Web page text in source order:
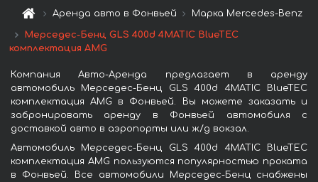
Аренда авто в Фонвьей Марка Mercedes-Benz
Мерседес-Бенц GLS 400d 4MATIC BlueTEC
комплектация AMG
Компания Авто-Аренда предлагает в аренду
автомобиль Мерседес-Бенц GLS 400d 4MATIC BlueTEC
комплектация AMG в Фонвьей. Вы можете заказать и
забронировать аренду в Фонвьей автомобиля с
доставкой авто в аэропорты или ж/д вокзал.
Автомобиль Мерседес-Бенц GLS 400d 4MATIC BlueTEC
комплектация AMG пользуются популярностью проката
в Фонвьей. Все автомобили Мерседес-Бенц снабжены